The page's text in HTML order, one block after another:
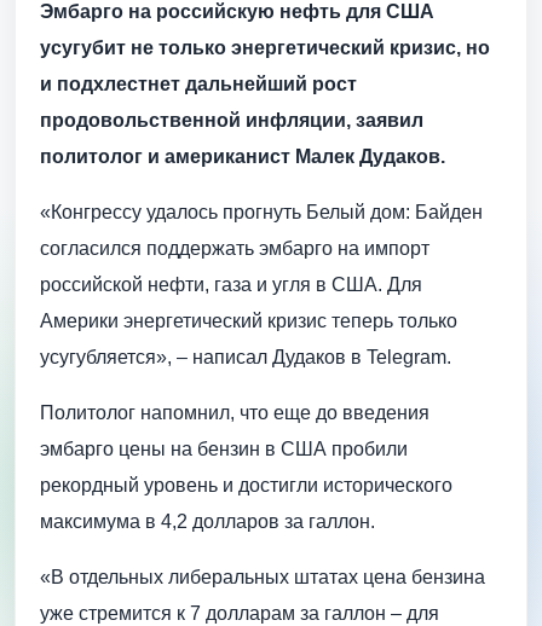
Эмбарго на российскую нефть для США
усугубит не только энергетический кризис, но
и подхлестнет дальнейший рост
продовольственной инфляции, заявил
политолог и американист Малек Дудаков.
«Конгрессу удалось прогнуть Белый дом: Байден
согласился поддержать эмбарго на импорт
российской нефти, газа и угля в США. Для
Америки энергетический кризис теперь только
усугубляется», – написал Дудаков в Telegram.
Политолог напомнил, что еще до введения
эмбарго цены на бензин в США пробили
рекордный уровень и достигли исторического
максимума в 4,2 долларов за галлон.
«В отдельных либеральных штатах цена бензина
уже стремится к 7 долларам за галлон – для